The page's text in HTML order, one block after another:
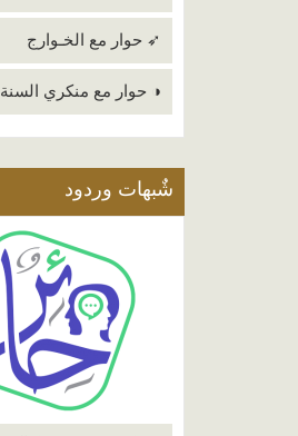
➶ حوار مع الخـوارج
◑ حوار مع منكري السنة
شٌبهات وردود